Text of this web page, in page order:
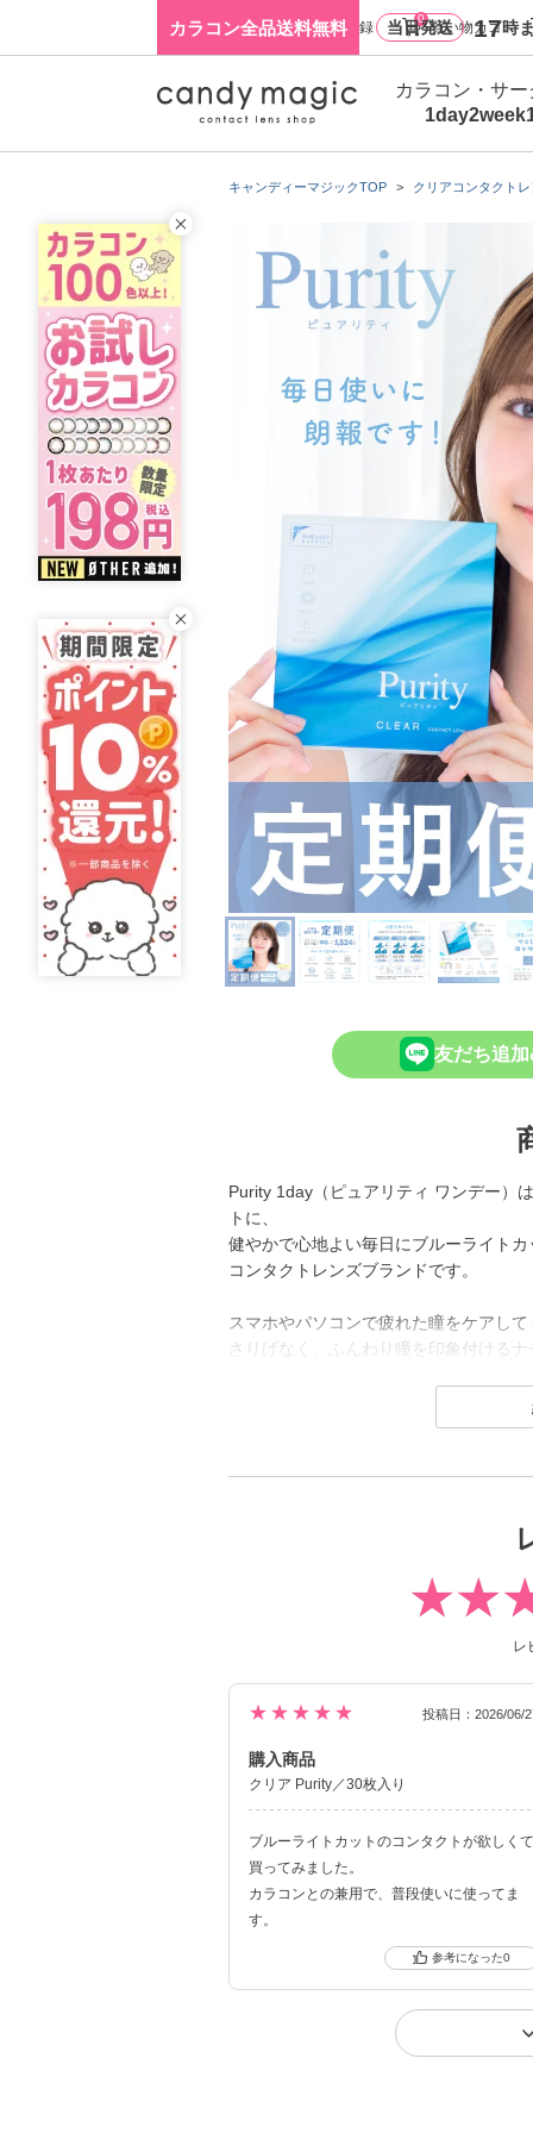
カラコン全品送料無料 当日発送 17時
キャンディーマジックTOP クリアコンタクト
友だち追
Purity 1day（ピュアリティ ワンデー）
トに、
健やかで心地よい毎日にブルーライト
コンタクトレンズブランドです。
スマホやパソコンで疲れた瞳をケアし
さりげなく、ふんわり瞳を印象付ける
レ
★★★★★ 投稿日：2026/06/
購入商品
クリア Purity／30枚入り
ブルーライトカットのコンタクトが欲しくて
買ってみました。
カラコンとの兼用で、普段使いに使ってま
す。
0
ログイン・新規会員登録
0
買い物カゴ
カラコン・サ
1day2week